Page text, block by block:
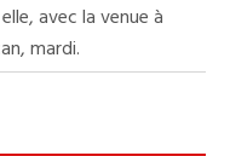
avec la venue à
mardi.